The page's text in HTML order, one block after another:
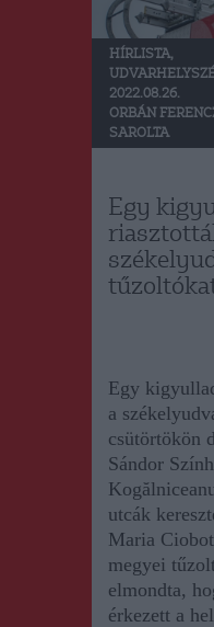
HÍRLISTA,
2022.08.26.
ORBÁN
SAROLTA
Egy
Egy
a
csütörtökön
Sándor
utcák
Maria
megyei
elmondta,
érkezett a